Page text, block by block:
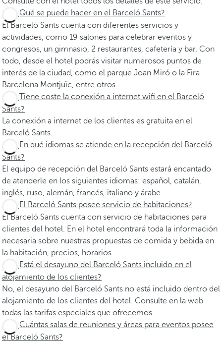
¿Qué se puede hacer en el Barceló Sants?
El Barceló Sants cuenta con diferentes servicios y
actividades, como 19 salones para celebrar eventos y
congresos, un gimnasio, 2 restaurantes, cafetería y bar. Con
todo, desde el hotel podrás visitar numerosos puntos de
interés de la ciudad, como el parque Joan Miró o la Fira
Barcelona Montjuïc, entre otros.
¿Tiene coste la conexión a internet wifi en el Barceló
Sants?
La conexión a internet de los clientes es gratuita en el
Barceló Sants.
¿En qué idiomas se atiende en la recepción del Barceló
Sants?
El equipo de recepción del Barceló Sants estará encantado
de atenderle en los siguientes idiomas: español, catalán,
inglés, ruso, alemán, francés, italiano y árabe.
¿El Barceló Sants posee servicio de habitaciones?
El Barceló Sants cuenta con servicio de habitaciones para
clientes del hotel. En el hotel encontrará toda la información
necesaria sobre nuestras propuestas de comida y bebida en
la habitación, precios, horarios...
¿Está el desayuno del Barceló Sants incluido en el
alojamiento de los clientes?
No, el desayuno del Barceló Sants no está incluido dentro del
alojamiento de los clientes del hotel. Consulte en la web
todas las tarifas especiales que ofrecemos.
¿Cuántas salas de reuniones y áreas para eventos posee
el Barceló Sants?